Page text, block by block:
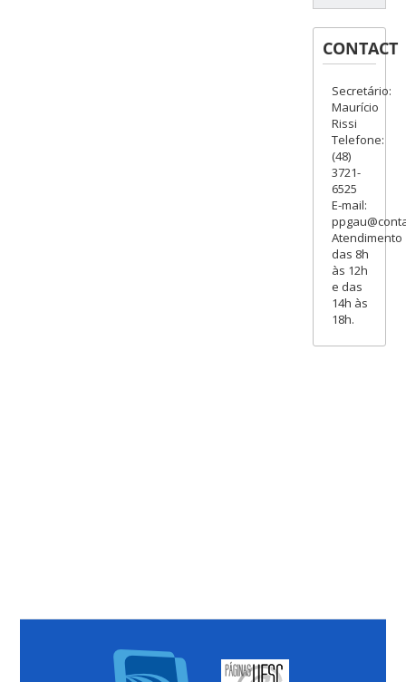
CONTACT
Secretário:
Maurício
Rissi
Telefone:
(48)
3721-
6525
E-mail:
Atendimento
das 8h
às 12h
e das
14h às
18h.